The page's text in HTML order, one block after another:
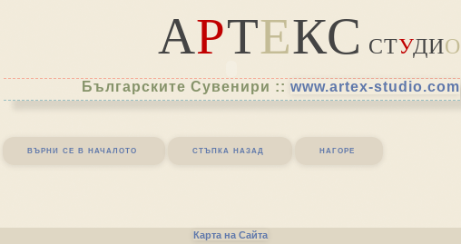
АРТЕКС СТУДИО
Българските Сувенири :: www.artex-studio.com
върни се в началото стъпка назад нагоре
Карта на Сайта